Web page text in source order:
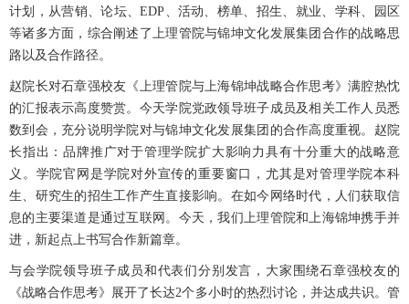
计划，从营销、论坛、EDP、活动、榜单、招生、就业、学科、园区
等诸多方面，综合阐述了上理管院与锦坤文化发展集团合作的战略思
路以及合作路径。
赵院长对石章强校友《上理管院与上海锦坤战略合作思考》满腔热忱
的汇报表示高度赞赏。今天学院党政领导班子成员及相关工作人员悉
数到会，充分说明学院对与锦坤文化发展集团的合作高度重视。赵院
长指出：品牌推广对于管理学院扩大影响力具有十分重大的战略意
义。学院官网是学院对外宣传的重要窗口，尤其是对管理学院本科
生、研究生的招生工作产生直接影响。在如今网络时代，人们获取信
息的主要渠道是通过互联网。今天，我们上理管院和上海锦坤携手并
进，新起点上书写合作新篇章。
与会学院领导班子成员和代表们分别发言，大家围绕石章强校友的
《战略合作思考》展开了长达2个多小时的热烈讨论，并达成共识。管